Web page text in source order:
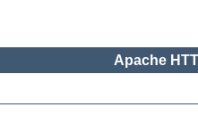
Apache